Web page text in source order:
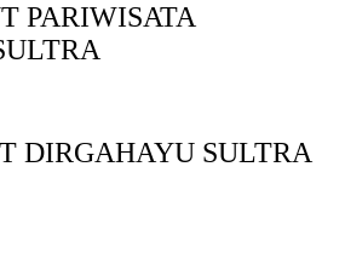
PARIWISATA
DIRGAHAYU SULTRA